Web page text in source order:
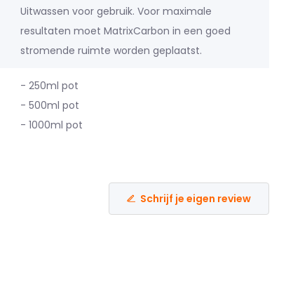
Uitwassen voor gebruik. Voor maximale
resultaten moet MatrixCarbon in een goed
stromende ruimte worden geplaatst.
- 250ml pot
- 500ml pot
- 1000ml pot
Schrijf je eigen review